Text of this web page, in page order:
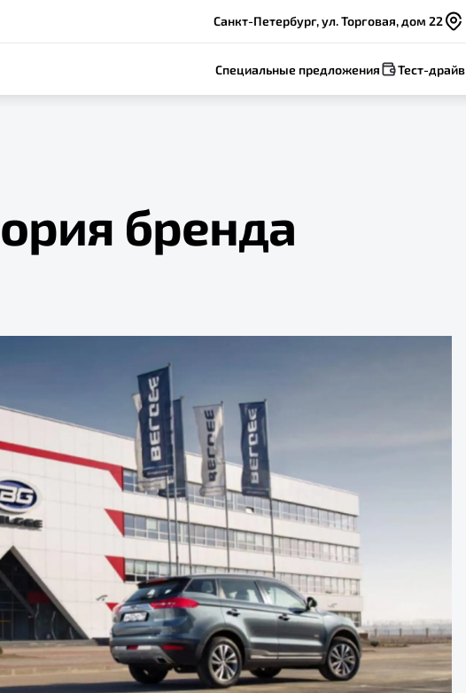
Санкт-Петербург, ул. Торговая, дом 22
Специальные предложения Тест-драйв
бренда